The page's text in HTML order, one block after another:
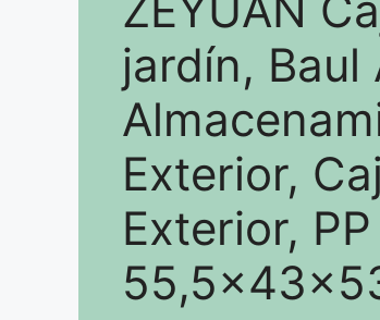
jardín, Baul
Exterior,
Exterior,